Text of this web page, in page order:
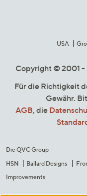
USA
Copyright © 2001 -
Für die Richtigkeit
Gewähr.
AGB, die
Die QVC Group
HSN
Ballard Designs
Improvements